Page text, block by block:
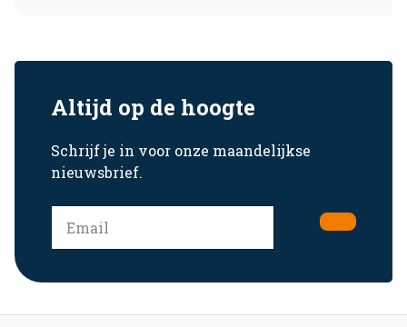
Altijd op de hoogte
Schrijf je in voor onze maandelijkse
nieuwsbrief.